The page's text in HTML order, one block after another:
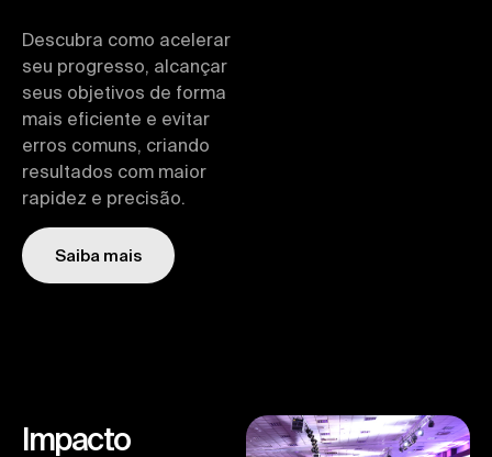
Descubra como acelerar
seu progresso, alcançar
seus objetivos de forma
mais eficiente e evitar
erros comuns, criando
resultados com maior
rapidez e precisão.
Saiba mais
Impacto